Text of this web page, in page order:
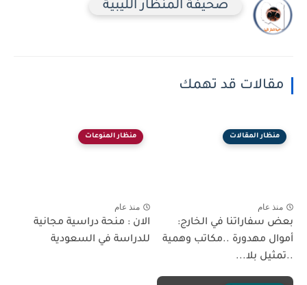
صحيفة المنظار الليبية
مقالات قد تهمك
منظار المقالات
منذ عام
بعض سفاراتنا في الخارج:
أموال مهدورة ..مكاتب وهمية
..تمثيل بلا...
منظار المنوعات
منذ عام
الان : منحة دراسية مجانية
للدراسة في السعودية